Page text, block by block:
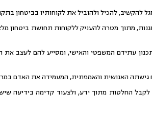
להכיל ולהוביל את לקוחותיו בביטחון
מתוך מטרה להעניק ללקוחות תחושת ביטחון
עתידם המשפטי והאישי, ומסייע להם לעצב
גישתה האנושית והאמפתית, המעמידה את האדם
החלטות מתוך ידע, ולצעוד קדימה בידיעה שיש